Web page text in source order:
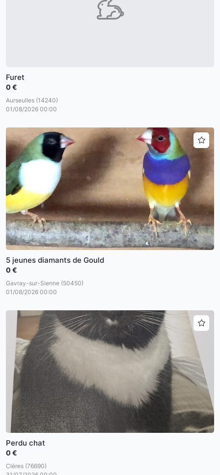
Furet
0 €
Aurseulles (14240)
01/08/2026 00:00
5 jeunes diamants de Gould
0 €
Gavray-sur-Sienne (50450)
01/08/2026 00:00
Perdu chat
0 €
Clères (76690)